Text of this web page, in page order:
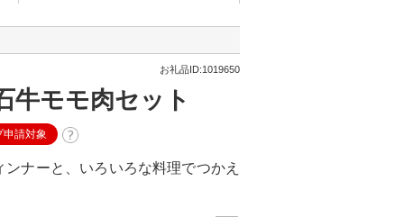
ツ
ッ
お礼品ID:1019650
牛モモ肉セット
申請対象
ナーと、いろいろな料理でつかえ